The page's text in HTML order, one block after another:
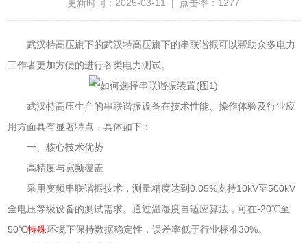
更新时间：2025-03-11 | 点击率：1277
武汉特高压旗下的武汉特高压旗下的串联谐振可以帮助众多电力
工作者更加方便的进行各类电力测试。
武汉特高压生产的串联谐振设备在技术性能、操作体验及行业应
用方面具有显著特点，具体如下：
一、核心技术优势
高精度与宽频覆盖
采用变频串联谐振技术，测量精度达到0.05%支持10kV至500kV
全电压等级设备的测试需求。通过温湿度自适应算法，可在-20℃至
50℃特殊环境下保持数据稳定性，误差率低于行业标准30%。